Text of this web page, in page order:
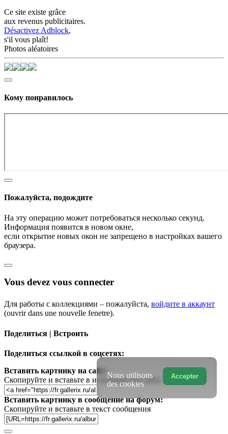
Ce site existe grâce
aux revenus publicitaires.
Désactivez Adblock,
s'il vous plaît!
Photos aléatoires
Кому понравилось
Пожалуйста, подождите
На эту операцию может потребоваться несколько секунд.
Информация появится в новом окне,
если открытие новых окон не запрещено в настройках вашего
браузера.
Vous devez vous connecter
Для работы с коллекциями – пожалуйста, войдите в аккаунт
(ouvrir dans une nouvelle fenetre).
Поделиться | Встроить
Поделиться ссылкой в соцсетях:
Вставить картинку на сайт:
Скопируйте и вставьте в исходный код сайта
Вставить картинку в сообщение на форум:
Скопируйте и вставьте в текст сообщения
Accepter
Nous utilisons
des cookies